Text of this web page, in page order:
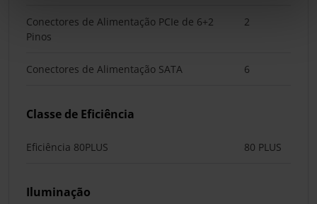
Conectores de Alimentação PCIe de 6+2
Pinos
2
Conectores de Alimentação SATA 6
Classe de Eficiência
Eficiência 80PLUS 80 PLUS
Iluminação